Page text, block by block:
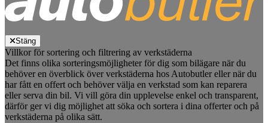
Stäng
Villkor för sortering och filtrering av verkstäderna
Det finns olika sorteringsmöjligheter för dig som bilägare när du
behöver en överblick över verkstäderna hos Autobutler eller när du
har fått en offert och behöver välja en verkstad som kan reparera
eller serva din bil. Vi vill göra din upplevelse enkel och transparent,
därför ger vi dig möjlighet att söka och sortera i dina offerter och på
verkstäderna på olika sätt.